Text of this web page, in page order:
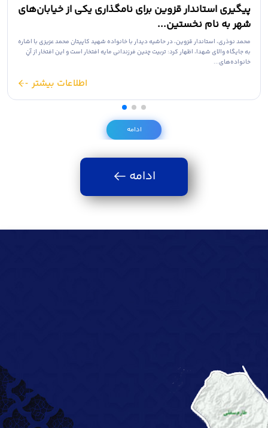
پیگیری استاندار قزوین برای نامگذاری یکی از خیابان‌های
شهر به نام نخستین...
محمد نوذری، استاندار قزوین، در حاشیه دیدار با خانواده شهید کاپیتان محمد عزیزی با اشاره
به جایگاه والای شهدا، اظهار کرد: تربیت چنین فرزندانی مایه افتخار است و این افتخار از آنِ
خانواده‌های...
اطلاعات بیشتر
ادامه
ادامه